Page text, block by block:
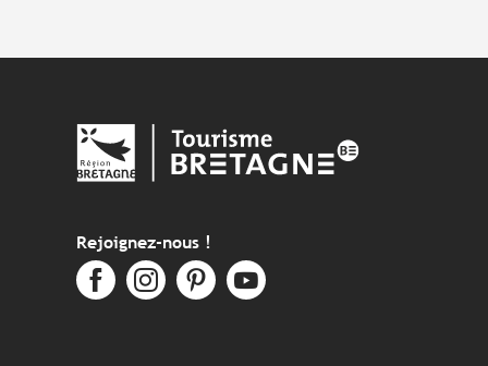
Rejoignez-nous !